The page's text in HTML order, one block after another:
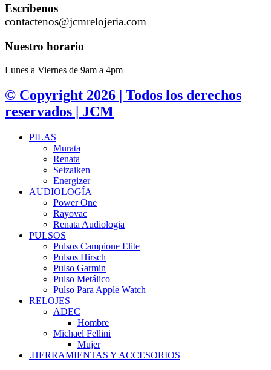
Escríbenos
contactenos@jcmrelojeria.com
Nuestro horario
Lunes a Viernes de 9am a 4pm
© Copyright 2026 | Todos los derechos
reservados | JCM
PILAS
Murata
Renata
Seizaiken
Energizer
AUDIOLOGÍA
Power One
Rayovac
Renata Audiologia
PULSOS
Pulsos Campione Elite
Pulsos Hirsch
Pulso Garmin
Pulso Metálico
Pulso Para Apple Watch
RELOJES
ADEC
Hombre
Michael Fellini
Mujer
.HERRAMIENTAS Y ACCESORIOS